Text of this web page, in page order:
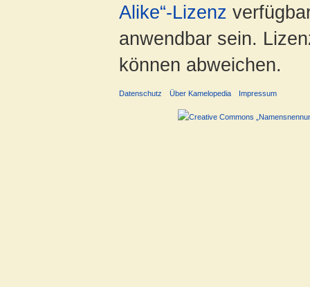
Alike“-Lizenz
anwendbar sein.
können abweichen.
Datenschutz Über Kamelopedia Impressum